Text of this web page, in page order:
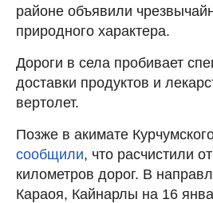
районе объявили
природного характера.
Дороги в села пробивает
доставки продуктов и
вертолет.
Позже в акимате
сообщили, что расчистили
километров дорог. В
Караоя, Кайнарлы на 16